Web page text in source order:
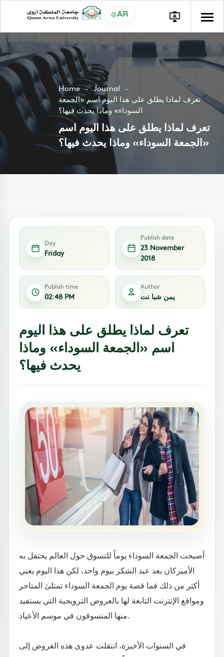
AR
Home
Journal
تعرف لماذا يطلق على هذا اليوم اسم «الجمعة
السوداء» وماذا يحدث فيها؟
تعرف لماذا يطلق على هذا اليوم اسم
«الجمعة السوداء» وماذا يحدث فيها؟
Day
Friday
Publish date
23 November
2018
Publish time
02:48 PM
Author
يمن شبا نت
تعرف لماذا يطلق على هذا اليوم
اسم «الجمعة السوداء» وماذا
يحدث فيها؟
أصبحت الجمعة السوداء يوماً للتسوق حول العالم يحتفل به
الأميركان بعد عيد الشكر بيوم واحد، لكن هذا اليوم يعني
أكثر من ذلك فما قصة يوم الجمعة السوداء تمتلئ المتاجر
ومواقع الإنترنت التابعة لها بالعروض الترويجية التي يستفيد
منها المتسوقون في موسم الأعياد.
في السنوات الأخيرة، انتقلت عدوى هذه العروض إلى